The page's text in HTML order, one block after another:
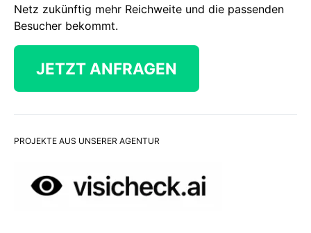
Netz zukünftig mehr Reichweite und die passenden
Besucher bekommt.
JETZT ANFRAGEN
PROJEKTE AUS UNSERER AGENTUR